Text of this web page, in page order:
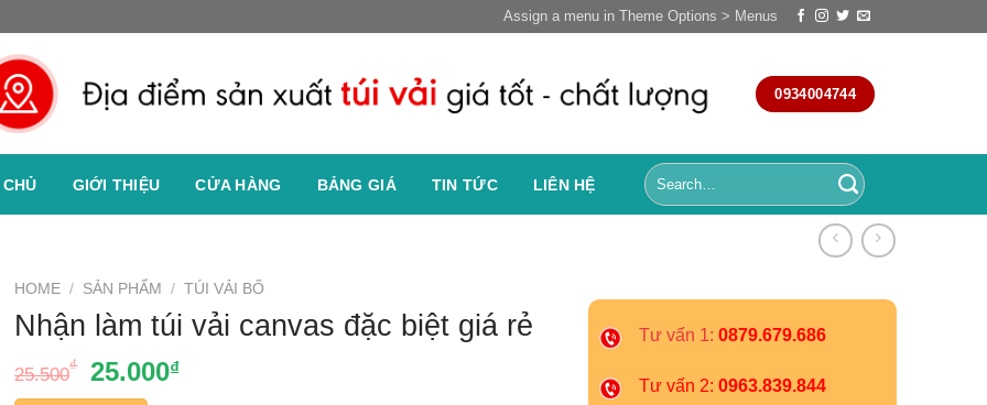
Assign a menu in Theme Options > Menus
0934004744
GIỚI THIỆU CỬA HÀNG BẢNG GIÁ TIN TỨC LIÊN HỆ
Tư vấn 1: 0879.679.686
Tư vấn 2: 0963.839.844
HOME / SẢN PHẨM / TÚI VẢI BỐ
Nhận làm túi vải canvas đặc biệt giá rẻ
25.500₫ 25.000₫